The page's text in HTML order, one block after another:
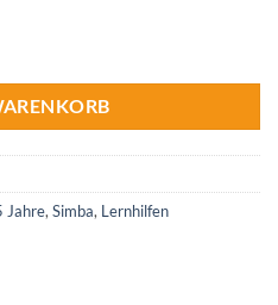
Jahre, Simba, Lernhilfen